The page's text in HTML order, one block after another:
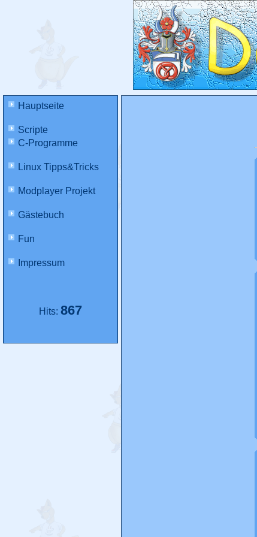
Hauptseite
Scripte
C-Programme
Linux Tipps&Tricks
Modplayer Projekt
Gästebuch
Fun
Impressum
Hits: 867